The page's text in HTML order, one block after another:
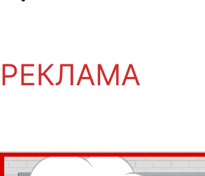
РЕКЛАМА